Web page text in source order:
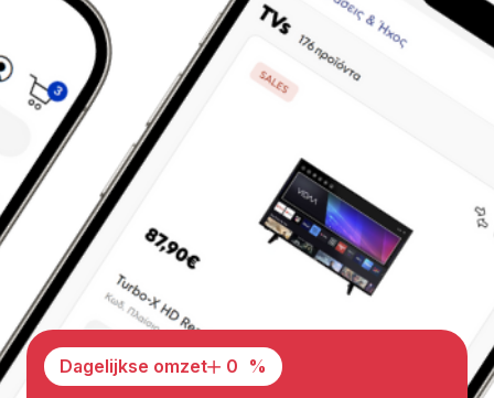
Dagelijkse omzet 32 %